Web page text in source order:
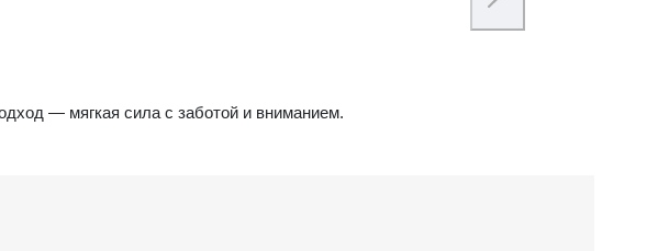
— мягкая сила с заботой и вниманием.